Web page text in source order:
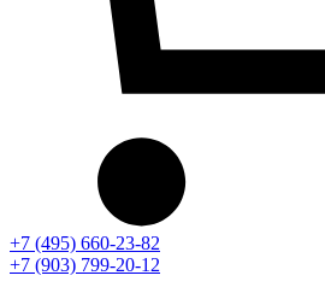
+7 (495) 660-23-82
+7 (903) 799-20-12